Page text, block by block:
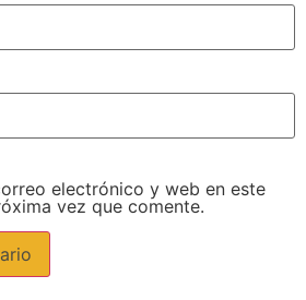
electrónico y web en este
vez que comente.